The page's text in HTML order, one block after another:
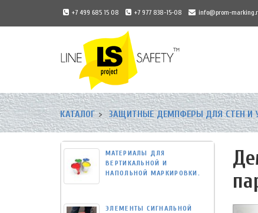
+7 499 685 15 08 +7 977 838-15-08 info@prom-
Universal
-
go
to
homepage
КАТАЛОГ ЗАЩИТНЫЕ ДЕМПФЕРЫ ДЛЯ СТЕН И
МАТЕРИАЛЫ ДЛЯ
ВЕРТИКАЛЬНОЙ И
НАПОЛЬНОЙ МАРКИРОВКИ.
ЭЛЕМЕНТЫ СИГНАЛЬНОЙ